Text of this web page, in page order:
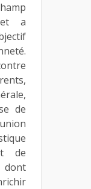
a
de
de
dont